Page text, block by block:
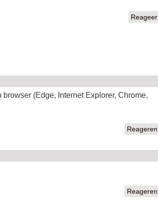
Reageer
(Edge, Internet Explorer, Chrome,
Reageren
Reageren